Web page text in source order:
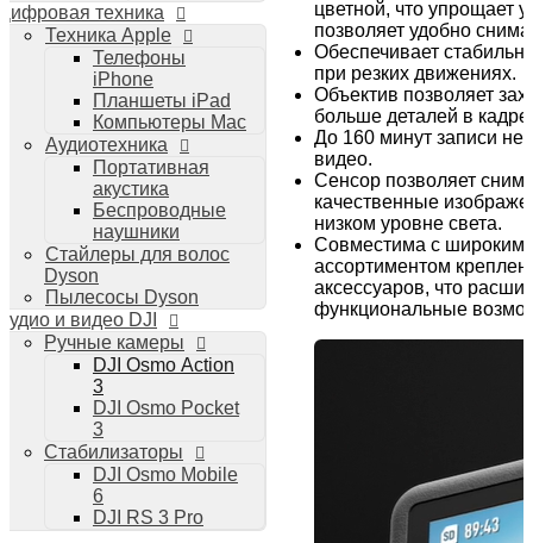
техника
Техника Apple
Телефоны
iPhone
Планшеты iPad
Компьютеры Mac
Аудиотехника
Портативная
акустика
Беспроводные
наушники
Стайлеры для волос
Dyson
Пылесосы Dyson
и видео DJI
Ручные камеры
DJI Osmo Action
3
DJI Osmo Pocket
3
Стабилизаторы
DJI Osmo Mobile
6
DJI RS 3 Pro
цветной, что упрощает
позволяет удобно
Обеспечивает
при резких движениях.
Объектив позволяет
больше деталей в кадре.
До 160 минут записи
видео.
Сенсор позволяет
качественные
низком уровне света.
Совместима с широким
ассортиментом
аксессуаров, что
функциональные